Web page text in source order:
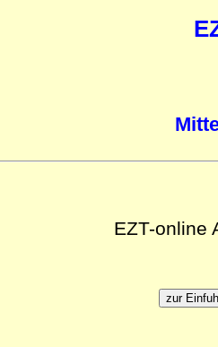
EZT-online